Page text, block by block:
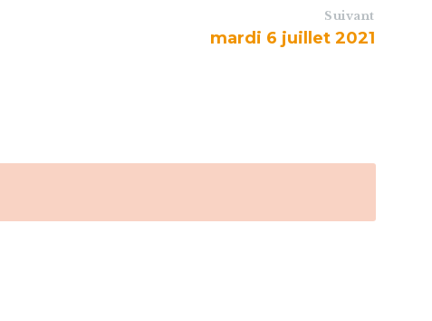
Suivant
mardi 6 juillet 2021